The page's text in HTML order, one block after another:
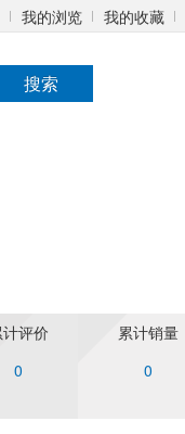
我的浏览 我的收藏
搜索
评价
0
累计销量
0